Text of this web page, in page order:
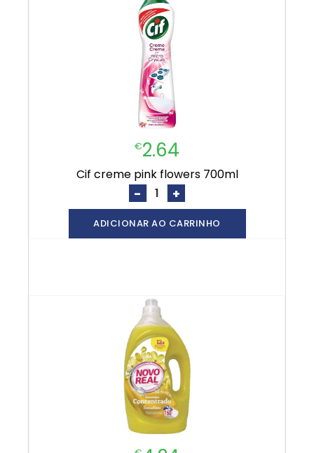
€2.64
cif creme pink flowers 700ml
- +
ADICIONAR AO CARRINHO